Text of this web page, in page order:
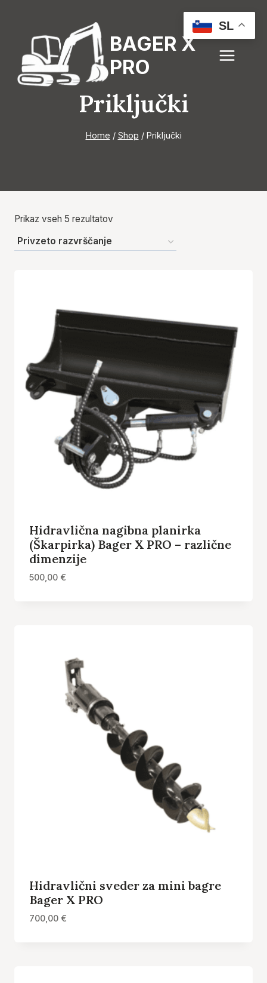
content
BAGER X
PRO
Priključki
Home / Shop / Priključki
Prikaz vseh 5 rezultatov
Hidravlična nagibna planirka
(Škarpirka) Bager X PRO – različne
dimenzije
500,00 €
Hidravlični sveder za mini bagre
Bager X PRO
700,00 €
SL